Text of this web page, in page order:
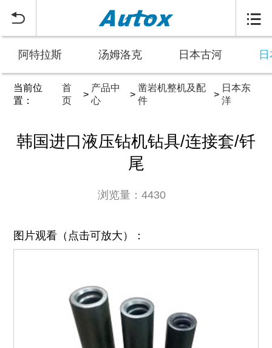
 
阿特拉斯 汤姆洛克 日本古河
当前位
置：
首
页
>
产品中
心
>
凿岩机整机及配
件
>
日本东
洋
韩国进口液压钻机钻具/连接套/钎
尾
浏览量：4430
图片观看（点击可放大）：